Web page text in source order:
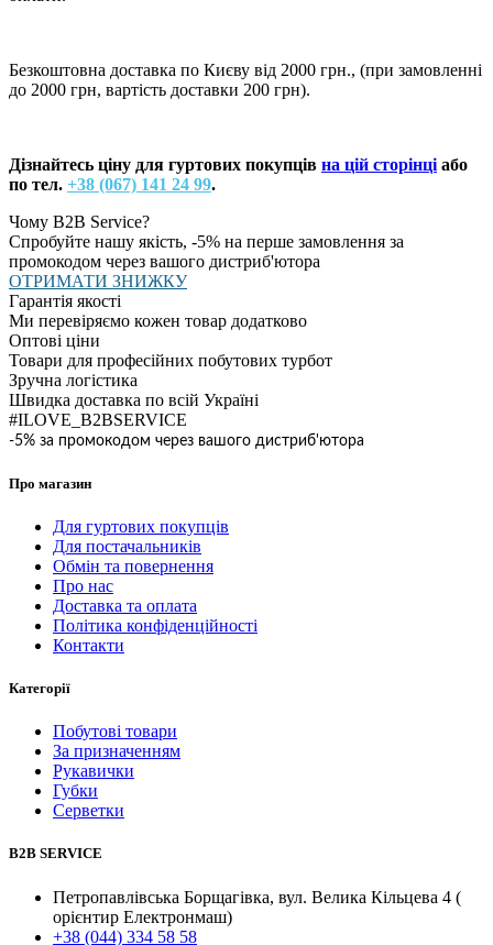
Безкоштовна доставка по Києву від 2000 грн., (при замовленні
до 2000 грн, вартість доставки 200 грн).
Дізнайтесь ціну для гуртових покупців на цій сторінці або
по тел. +38 (067) 141 24 99.
Чому B2B Service?
Спробуйте нашу якість, -5% на перше замовлення за
промокодом через вашого дистриб'ютора
ОТРИМАТИ ЗНИЖКУ
Гарантія якості
Ми перевіряємо кожен товар додатково
Оптові ціни
Товари для професійних побутових турбот
Зручна логістика
Швидка доставка по всій Україні
#ILOVE_B2BSERVICE
-5% за промокодом через вашого дистриб'ютора
Про магазин
Для гуртових покупців
Для постачальників
Обмін та повернення
Про нас
Доставка та оплата
Політика конфіденційності
Контакти
Категорії
Побутові товари
За призначенням
Рукавички
Губки
Серветки
B2B SERVICE
Петропавлівська Борщагівка, вул. Велика Кільцева 4 (
орієнтир Електронмаш)
+38 (044) 334 58 58